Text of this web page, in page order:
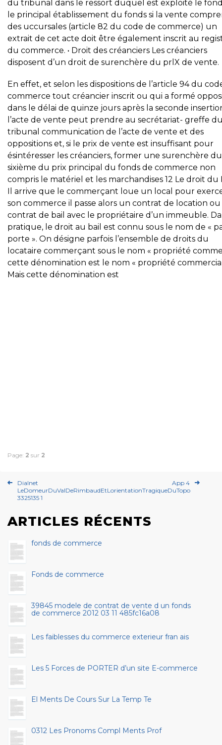
du tribunal dans le ressort duquel est exploité le
le principal établissement du fonds si la vente
des uccursales (article 82 du code de commerce) un
extrait de cet acte doit être également inscrit au
du commerce. • Droit des créanciers Les créanciers
disposent d’un droit de surenchère du prlX de vente.
En effet, et selon les dispositions de l’article 94 du
commerce tout créancier inscrit ou qui a formé
dans le délai de quinze jours après la seconde
l’acte de vente peut prendre au secrétariat- greffe
tribunal communication de l’acte de vente et des
oppositions et, si le prix de vente est insuffisant pour
ésintéresser les créanciers, former une surenchère du
sixième du prix principal du fonds de commerce non
compris le matériel et les marchandises 12 Le droit du
Il arrive que le commerçant loue un local pour
son commerce il passe alors un contrat de location ou
contrat de bail avec le propriétaire d’un immeuble.
pratique, le droit au bail est connu sous le nom de «
porte ». On désigne parfois l’ensemble de droits du
locataire commerçant sous le nom « propriété
cette dénomination est le nom « propriété
Mais cette dénomination est
Page: 2 sur 2
Dialnet
LeDomeurDuValDeRimbaudEtLorientationTragiqueDuTopo
3325135 1
App 4
ARTICLES RÉCENTS
fonds de commerce
Fonds de commerce
39845 modele de contrat de vente d un fonds
de commerce 2012 03 11 485fc16a08
Les faiblesses du commerce exterieur fran ais
Les 5 Forces de PORTER d’un site E-commerce
El Ments De Cours Sur La Temp Te
0312 Les Pronoms Compl Ments Prof